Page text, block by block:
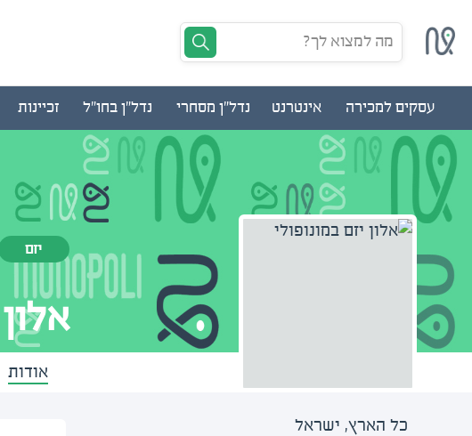
מה למצוא לך?
עסקים למכירה אינטרנט נדל"ן מסחרי נדל"ן בחו"ל זכיינות
יזם
אלון
כל הארץ, ישראל
אודות